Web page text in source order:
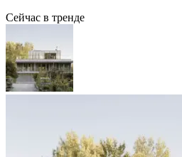
Сейчас в тренде